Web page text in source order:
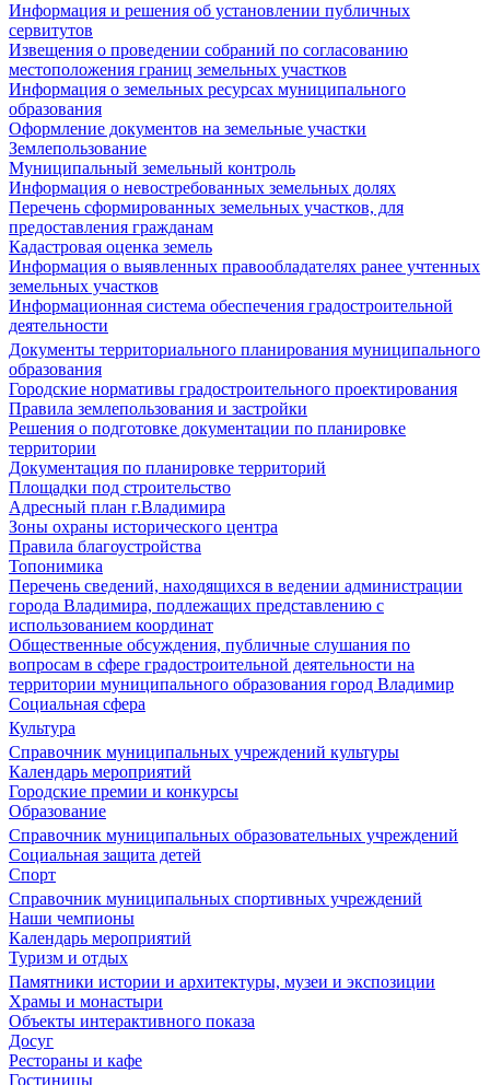
Информация и решения об установлении публичных
сервитутов
Извещения о проведении собраний по согласованию
местоположения границ земельных участков
Информация о земельных ресурсах муниципального
образования
Оформление документов на земельные участки
Землепользование
Муниципальный земельный контроль
Информация о невостребованных земельных долях
Перечень сформированных земельных участков, для
предоставления гражданам
Кадастровая оценка земель
Информация о выявленных правообладателях ранее учтенных
земельных участков
Информационная система обеспечения градостроительной
деятельности
Документы территориального планирования муниципального
образования
Городские нормативы градостроительного проектирования
Правила землепользования и застройки
Решения о подготовке документации по планировке
территории
Документация по планировке территорий
Площадки под строительство
Адресный план г.Владимира
Зоны охраны исторического центра
Правила благоустройства
Топонимика
Перечень сведений, находящихся в ведении администрации
города Владимира, подлежащих представлению с
использованием координат
Общественные обсуждения, публичные слушания по
вопросам в сфере градостроительной деятельности на
территории муниципального образования город Владимир
Социальная сфера
Культура
Справочник муниципальных учреждений культуры
Календарь мероприятий
Городские премии и конкурсы
Образование
Справочник муниципальных образовательных учреждений
Социальная защита детей
Спорт
Справочник муниципальных спортивных учреждений
Наши чемпионы
Календарь мероприятий
Туризм и отдых
Памятники истории и архитектуры, музеи и экспозиции
Храмы и монастыри
Объекты интерактивного показа
Досуг
Рестораны и кафе
Гостиницы